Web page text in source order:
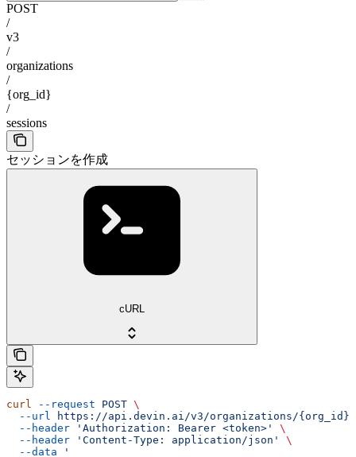
POST
/
v3
/
organizations
/
{org_id}
/
sessions
セッションを作成
cURL
curl --request POST \
  --url
https://api.devin.ai/v3/organizations/{org_id}/
  --header
'Authorization: Bearer <token>'
\
  --header
'Content-Type: application/json'
\
  --data
'